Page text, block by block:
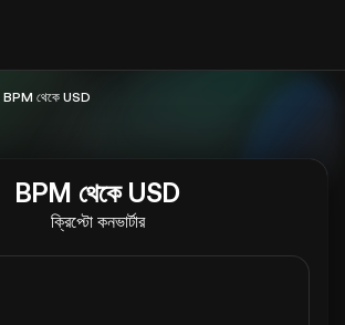
BPM থেকে USD
BPM থেকে USD
ক্রিপ্টো কনভার্টার